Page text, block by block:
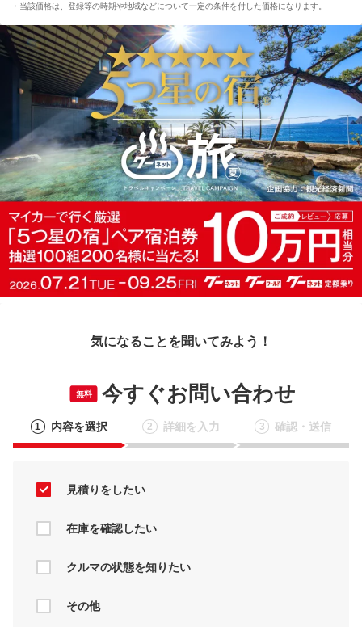
当該価格は、登録等の時期や地域などについて一定の条件を付した価格になります。
気になることを聞いてみよう！
無料 今すぐお問い合わせ
1 内容を選択 2 詳細を入力 3 確認・送信
見積りをしたい
在庫を確認したい
クルマの状態を知りたい
その他